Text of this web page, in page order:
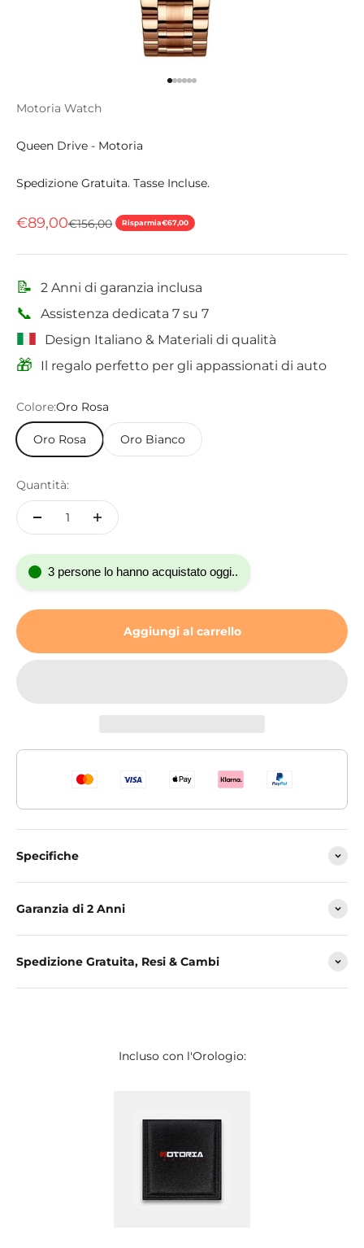
Motoria Watch
Queen Drive - Motoria
Spedizione Gratuita. Tasse Incluse.
Prezzo scontato
€89,00Prezzo
€156,00 Risparmia€67,00
📝 2 Anni di garanzia inclusa
📞
Assistenza dedicata 7 su 7
Design Italiano & Materiali di qualità
🎁 Il regalo perfetto per gli appassionati di auto
Colore:Oro Rosa
Oro Rosa Oro Bianco
Quantità:
3 persone lo hanno acquistato oggi..
Aggiungi al carrello
Specifiche
Garanzia di 2 Anni
Spedizione Gratuita, Resi & Cambi
Incluso con l'Orologio: